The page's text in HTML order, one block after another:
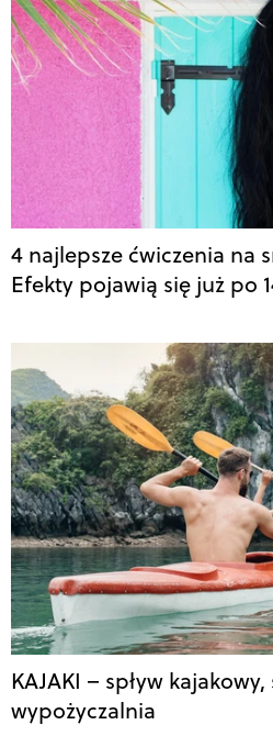
4 najlepsze ćwiczenia na
Efekty pojawią się już po
KAJAKI – spływ
wypożyczalnia